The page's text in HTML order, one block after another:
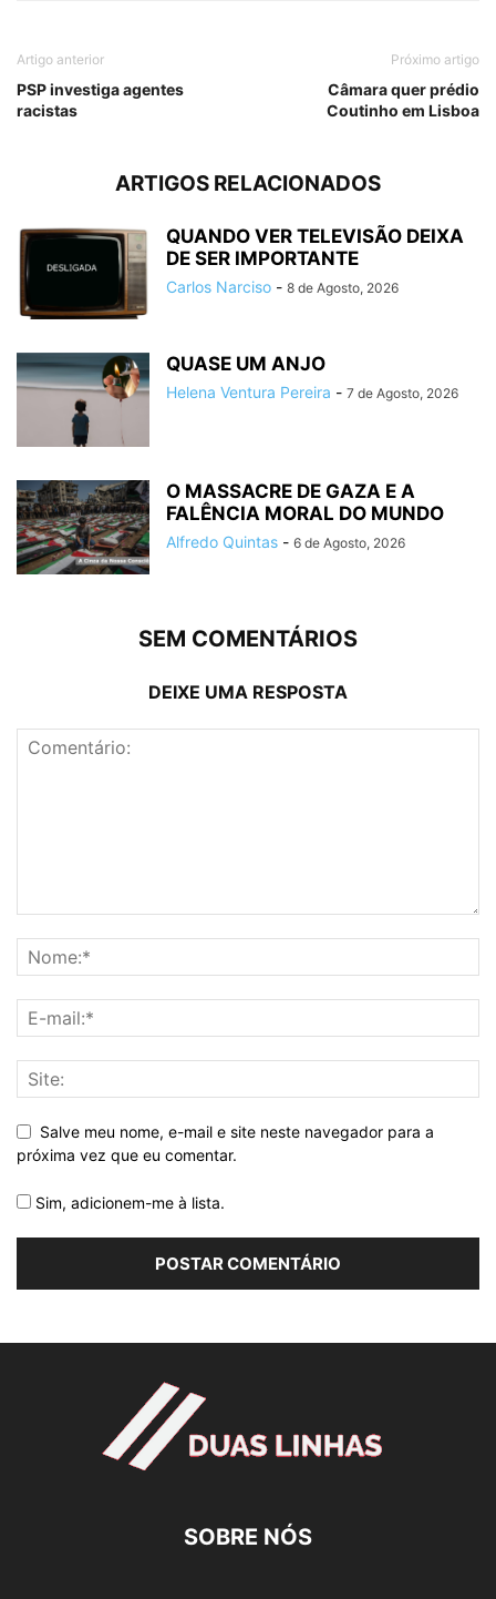
Artigo anterior
PSP investiga agentes
racistas
Próximo artigo
Câmara quer prédio
Coutinho em Lisboa
ARTIGOS RELACIONADOS
QUANDO VER TELEVISÃO DEIXA
DE SER IMPORTANTE
Carlos Narciso - 8 de Agosto, 2026
QUASE UM ANJO
Helena Ventura Pereira - 7 de Agosto, 2026
O MASSACRE DE GAZA E A
FALÊNCIA MORAL DO MUNDO
Alfredo Quintas - 6 de Agosto, 2026
SEM COMENTÁRIOS
DEIXE UMA RESPOSTA
Salve meu nome, e-mail e site neste navegador para a
próxima vez que eu comentar.
Sim, adicionem-me à lista.
SOBRE NÓS